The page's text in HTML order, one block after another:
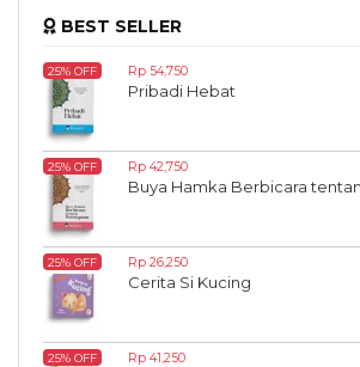
BEST SELLER
25% OFF Rp 54,750
Pribadi Hebat
25% OFF Rp 42,750
Buya Hamka Berbicara
25% OFF Rp 26,250
Cerita Si Kucing
25% OFF Rp 41,250